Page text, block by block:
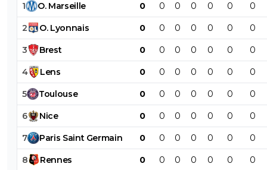
1 O. Marseille 0 0 0 0 0 0 0
2 O. Lyonnais 0 0 0 0 0 0 0
3 Brest 0 0 0 0 0 0 0
4 Lens 0 0 0 0 0 0 0
5 Toulouse 0 0 0 0 0 0 0
6 Nice 0 0 0 0 0 0 0
7 Paris Saint Germain 0 0 0 0 0 0 0
8 Rennes 0 0 0 0 0 0 0